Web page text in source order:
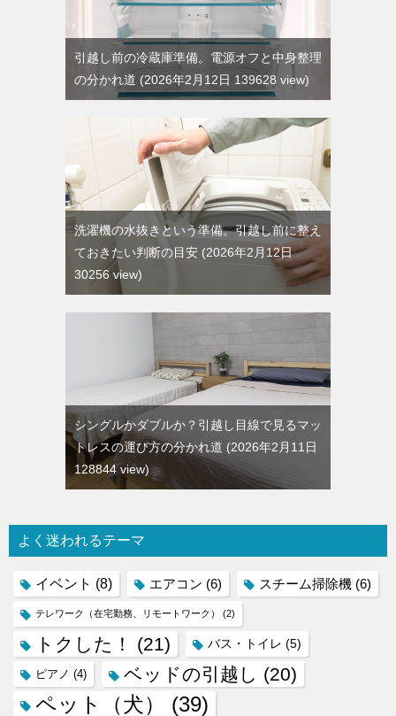
引越し前の冷蔵庫準備。電源オフと中身整理
の分かれ道
2026年2月12日 139628 view
洗濯機の水抜きという準備。引越し前に整え
ておきたい判断の目安 2026年2月12日
30256 view
シングルかダブルか？引越し目線で見るマッ
トレスの運び方の分かれ道
2026年2月11日
128844 view
よく迷われるテーマ
イベント (8) エアコン (6) スチーム掃除機 (6)
テレワーク（在宅勤務、リモートワーク） (2)
トクした！ (21) バス・トイレ (5)
ピアノ (4) ベッドの引越し (20)
ペット（犬） (39)